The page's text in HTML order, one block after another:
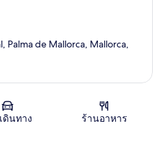
แผนที่
Palma de Mallorca, Mallorca,
ดินทาง ร้านอาหาร